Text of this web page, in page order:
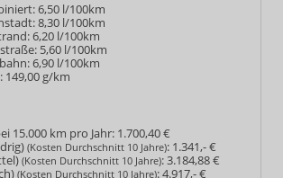
6,50 l/100km
8,30 l/100km
6,20 l/100km
5,60 l/100km
6,90 l/100km
149,00 g/km
15.000 km pro Jahr: 1.700,40 €
(Kosten Durchschnitt 10 Jahre): 1.341,- €
(Kosten Durchschnitt 10 Jahre):3.184,88 €
(Kosten Durchschnitt 10 Jahre):4.917,- €